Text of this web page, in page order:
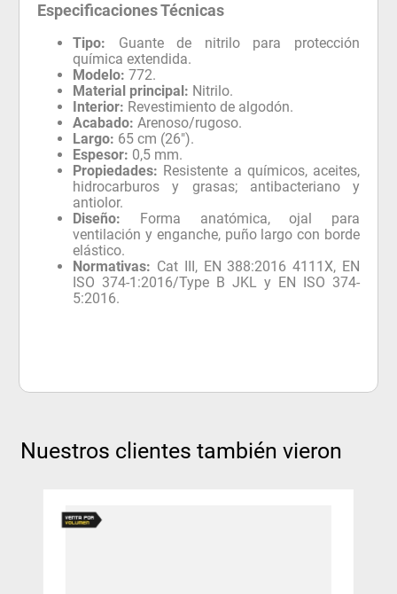
Especificaciones Técnicas
Tipo: Guante de nitrilo para protección
química extendida.
Modelo: 772.
Material principal: Nitrilo.
Interior: Revestimiento de algodón.
Acabado: Arenoso/rugoso.
Largo: 65 cm (26").
Espesor: 0,5 mm.
Propiedades: Resistente a químicos, aceites,
hidrocarburos y grasas; antibacteriano y
antiolor.
Diseño: Forma anatómica, ojal para
ventilación y enganche, puño largo con borde
elástico.
Normativas: Cat III, EN 388:2016 4111X, EN
ISO 374-1:2016/Type B JKL y EN ISO 374-
5:2016.
Nuestros clientes también vieron